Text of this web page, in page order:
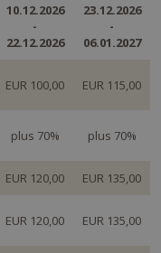
10.12.2026
-
22.12.2026
23.12.2026
-
06.01.2027
EUR 100,00 EUR 115,00
plus 70% plus 70%
EUR 120,00 EUR 135,00
EUR 120,00 EUR 135,00